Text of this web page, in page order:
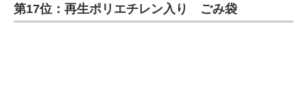
第17位：再生ポリエチレン入り ごみ袋